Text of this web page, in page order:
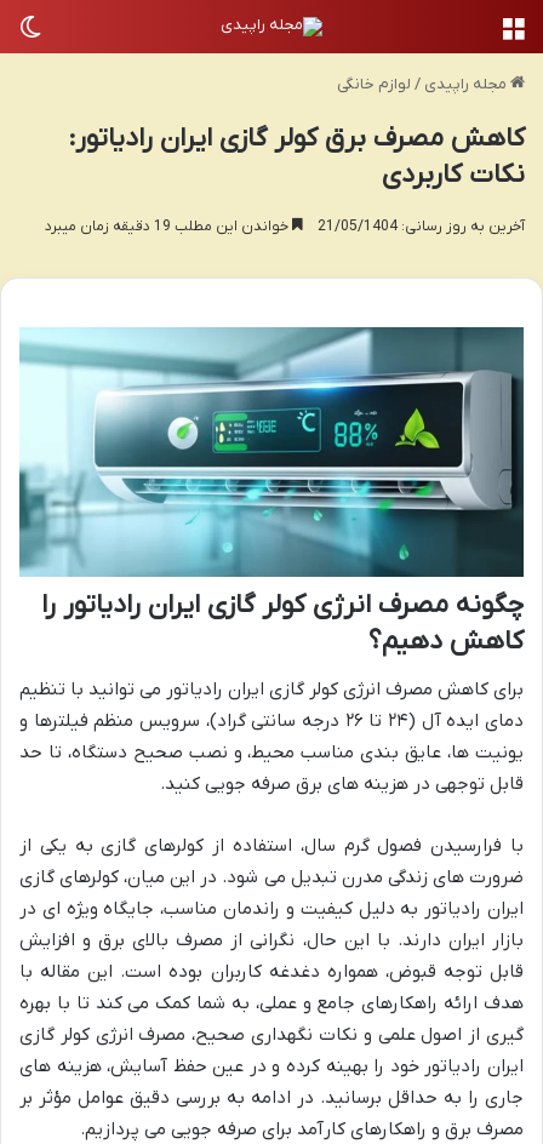
مجله راپیدی / لوازم خانگی
کاهش مصرف برق کولر گازی ایران رادیاتور:
نکات کاربردی
آخرین به روز رسانی: 21/05/1404 خواندن این مطلب 19 دقیقه زمان میبرد
چگونه مصرف انرژی کولر گازی ایران رادیاتور را
کاهش دهیم؟
برای کاهش مصرف انرژی کولر گازی ایران رادیاتور می توانید با تنظیم
دمای ایده آل (۲۴ تا ۲۶ درجه سانتی گراد)، سرویس منظم فیلترها و
یونیت ها، عایق بندی مناسب محیط، و نصب صحیح دستگاه، تا حد
قابل توجهی در هزینه های برق صرفه جویی کنید.
با فرارسیدن فصول گرم سال، استفاده از کولرهای گازی به یکی از
ضرورت های زندگی مدرن تبدیل می شود. در این میان، کولرهای گازی
ایران رادیاتور به دلیل کیفیت و راندمان مناسب، جایگاه ویژه ای در
بازار ایران دارند. با این حال، نگرانی از مصرف بالای برق و افزایش
قابل توجه قبوض، همواره دغدغه کاربران بوده است. این مقاله با
هدف ارائه راهکارهای جامع و عملی، به شما کمک می کند تا با بهره
گیری از اصول علمی و نکات نگهداری صحیح، مصرف انرژی کولر گازی
ایران رادیاتور خود را بهینه کرده و در عین حفظ آسایش، هزینه های
جاری را به حداقل برسانید. در ادامه به بررسی دقیق عوامل مؤثر بر
مصرف برق و راهکارهای کارآمد برای صرفه جویی می پردازیم.